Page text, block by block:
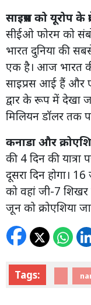
साइप्रस को यूरोप
सीईओ फोरम को
भारत दुनिया की
एक है। आज भारत की
साइप्रस आई हैं और
द्वार के रूप में देखा
मिलियन डॉलर तक
कनाडा और
की 4 दिन की यात्रा
दूसरा दिन होगा।
को वहां जी-7
जून को क्रोएशिया
Tags: